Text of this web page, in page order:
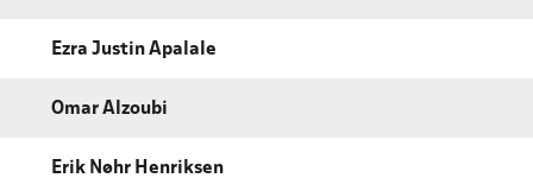
Ezra Justin Apalale
Omar Alzoubi
Erik Nøhr Henriksen